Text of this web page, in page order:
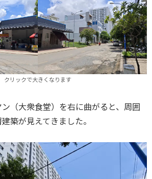
クリックで大きくなります
（大衆食堂）を右に曲がると、周囲
築が見えてきました。